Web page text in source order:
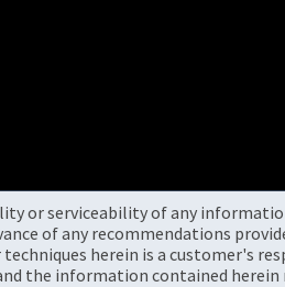
or serviceability of any
of any recommendations
herein is a customer's
the information contained herein